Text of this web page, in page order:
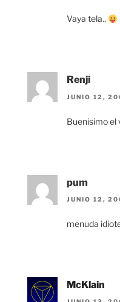
Vaya tela..
Renji
JUNIO 12,
Buenisimo el
pum
JUNIO 12,
menuda
McKlain